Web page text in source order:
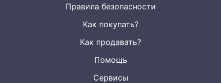
Правила безопасности
Как покупать?
Как продавать?
Помощь
Сервисы